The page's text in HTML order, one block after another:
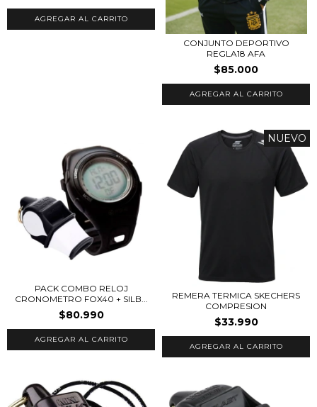
AGREGAR AL CARRITO
CONJUNTO DEPORTIVO
REGLA18 AFA
$85.000
AGREGAR AL CARRITO
PACK COMBO RELOJ
CRONOMETRO FOX40 + SILB...
$80.990
NUEVO
REMERA TERMICA SKECHERS
COMPRESION
$33.990
AGREGAR AL CARRITO